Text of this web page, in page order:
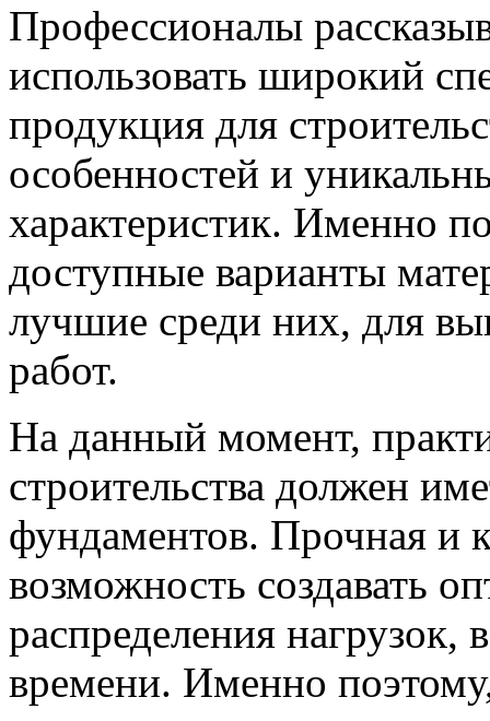
Профессионалы
использовать широкий
продукция для
особенностей и
характеристик. Именно
доступные варианты
лучшие среди них, для
работ.
На данный момент,
строительства должен
фундаментов. Прочная и
возможность создавать
распределения нагрузок,
времени. Именно